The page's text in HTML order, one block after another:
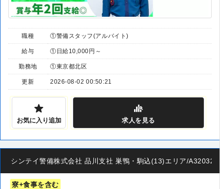
職種 ①警備スタッフ(アルバイト)
給与 ①日給10,000円～
勤務地 ①東京都北区
更新 2026-08-02 00:50:21
お気に入り追加 求人 を見る
シンテイ警備株式会社 品川支社 巣鴨・駒込(13)エリア/
寮+食事を含む